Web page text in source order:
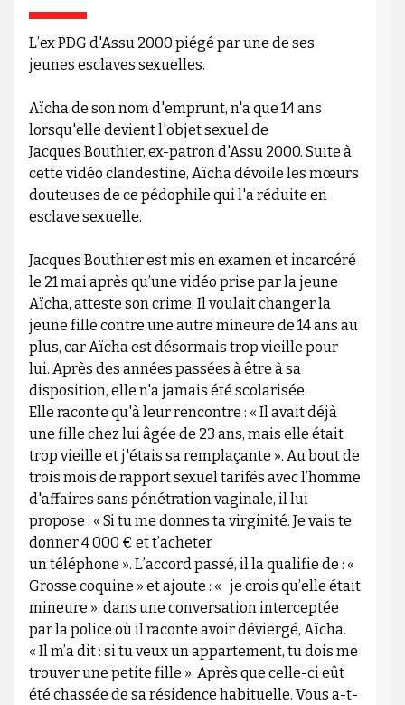
L’ex PDG d'Assu 2000 piégé par une de ses
jeunes esclaves sexuelles.
Aïcha de son nom d'emprunt, n'a que 14 ans
lorsqu'elle devient l'objet sexuel de
Jacques Bouthier, ex-patron d'Assu 2000. Suite à
cette vidéo clandestine, Aïcha dévoile les mœurs
douteuses de ce pédophile qui l'a réduite en
esclave sexuelle.
Jacques Bouthier est mis en examen et incarcéré
le 21 mai après qu’une vidéo prise par la jeune
Aïcha, atteste son crime. Il voulait changer la
jeune fille contre une autre mineure de 14 ans au
plus, car Aïcha est désormais trop vieille pour
lui. Après des années passées à être à sa
disposition, elle n'a jamais été scolarisée.
Elle raconte qu'à leur rencontre : « Il avait déjà
une fille chez lui âgée de 23 ans, mais elle était
trop vieille et j'étais sa remplaçante ». Au bout de
trois mois de rapport sexuel tarifés avec l’homme
d'affaires sans pénétration vaginale, il lui
propose : « Si tu me donnes ta virginité. Je vais te
donner 4 000 € et t’acheter
un téléphone ». L’accord passé, il la qualifie de : «
Grosse coquine » et ajoute : « je crois qu’elle était
mineure », dans une conversation interceptée
par la police où il raconte avoir déviergé, Aïcha.
« Il m’a dit : si tu veux un appartement, tu dois me
trouver une petite fille ». Après que celle-ci eût
été chassée de sa résidence habituelle. Vous a-t-